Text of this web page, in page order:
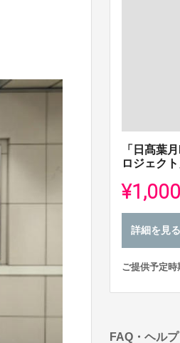
「日髙葉
ロジェク
¥1,000
詳細を見る
ご提供予定
FAQ・ヘルプ